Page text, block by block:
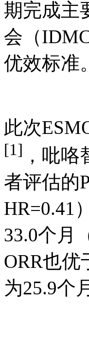
期完成主
会（
优效标准。
此次
[1] ，
者评估的
HR=0.41
33.0个月
ORR也优
为25.9个